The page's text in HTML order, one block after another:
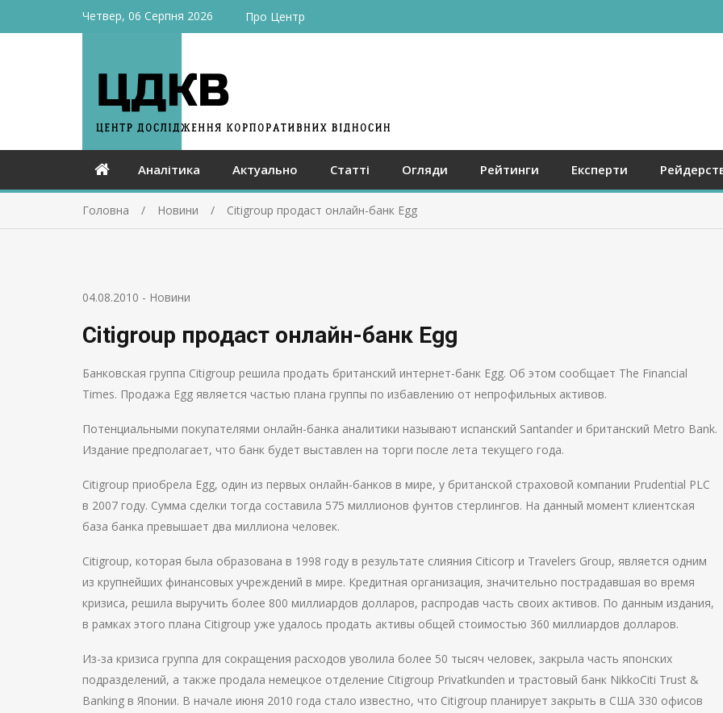
Четвер, 06 Серпня 2026 Про Центр
Аналітика Актуально Статті Огляди Рейтинги Експерти
Головна Новини Citigroup продаст онлайн-банк Egg
04.08.2010 - Новини
Citigroup продаст онлайн-банк Egg
Банковская группа Citigroup решила продать британский интернет-банк Egg. Об этом сообщает The Financial
Times. Продажа Egg является частью плана группы по избавлению от непрофильных активов.
Потенциальными покупателями онлайн-банка аналитики называют испанский Santander и британский Metro Bank.
Издание предполагает, что банк будет выставлен на торги после лета текущего года.
Citigroup приобрела Egg, один из первых онлайн-банков в мире, у британской страховой компании Prudential PLC
в 2007 году. Сумма сделки тогда составила 575 миллионов фунтов стерлингов. На данный момент клиентская
база банка превышает два миллиона человек.
Citigroup, которая была образована в 1998 году в результате слияния Citicorp и Travelers Group, является одним
из крупнейших финансовых учреждений в мире. Кредитная организация, значительно пострадавшая во время
кризиса, решила выручить более 800 миллиардов долларов, распродав часть своих активов. По данным издания,
в рамках этого плана Citigroup уже удалось продать активы общей стоимостью 360 миллиардов долларов.
Из-за кризиса группа для сокращения расходов уволила более 50 тысяч человек, закрыла часть японских
подразделений, а также продала немецкое отделение Citigroup Privatkunden и трастовый банк NikkoCiti Trust &
Banking в Японии. В начале июня 2010 года стало известно, что Citigroup планирует закрыть в США 330 офисов